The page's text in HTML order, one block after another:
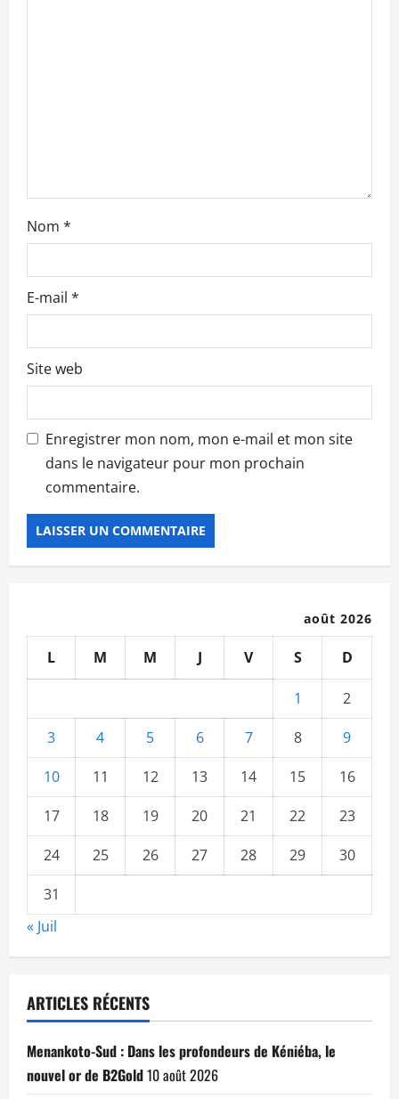
i
c
e
Nom *
E-mail *
Site web
Enregistrer mon nom, mon e-mail et mon site
dans le navigateur pour mon prochain
commentaire.
août 2026
L M M J V S D
1
2
3
4 5 6 7 8
9
10
11 12 13 14 15
16
17
18 19 20 21 22
23
24
25 26 27 28 29
30
31
« Juil
ARTICLES RÉCENTS
Menankoto-Sud : Dans les profondeurs de Kéniéba, le
nouvel or de B2Gold10 août 2026